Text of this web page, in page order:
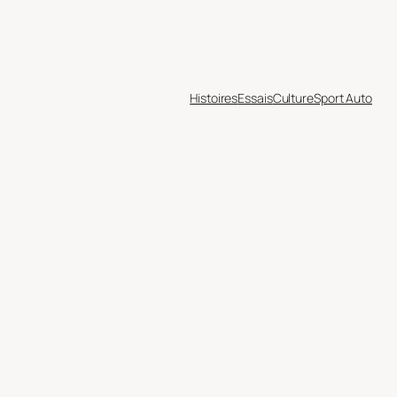
HistoiresEssaisCultureSport Auto